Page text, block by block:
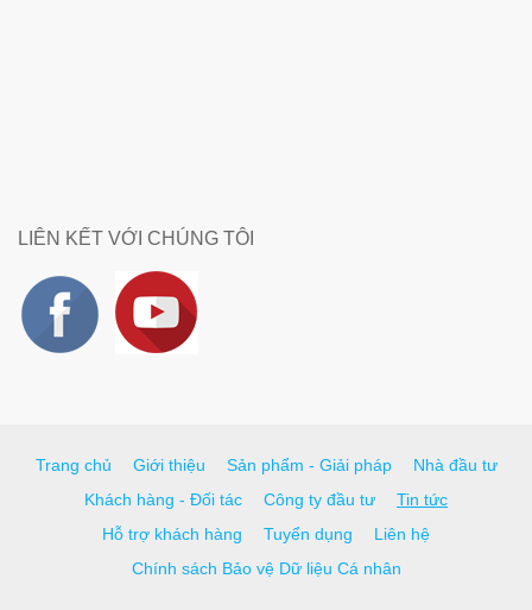
LIÊN KẾT VỚI CHÚNG TÔI
Trang chủ Giới thiệu Sản phẩm - Giải pháp
Nhà đầu tư
Khách hàng - Đối tác
Công ty đầu tư
Tin tức
Hỗ trợ khách hàng
Tuyển dụng
Liên hệ
Chính sách Bảo vệ Dữ liệu Cá nhân